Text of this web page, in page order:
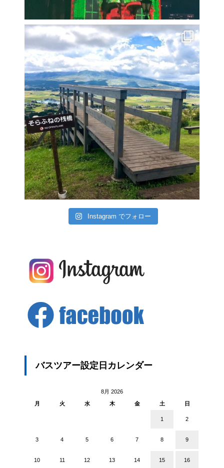
Instagram でフォロー
バスツアー設定日カレンダー
8月 2026
月
火 水 木 金 土 日
1 2
3 4 5 6 7 8 9
10 11 12 13 14 15 16